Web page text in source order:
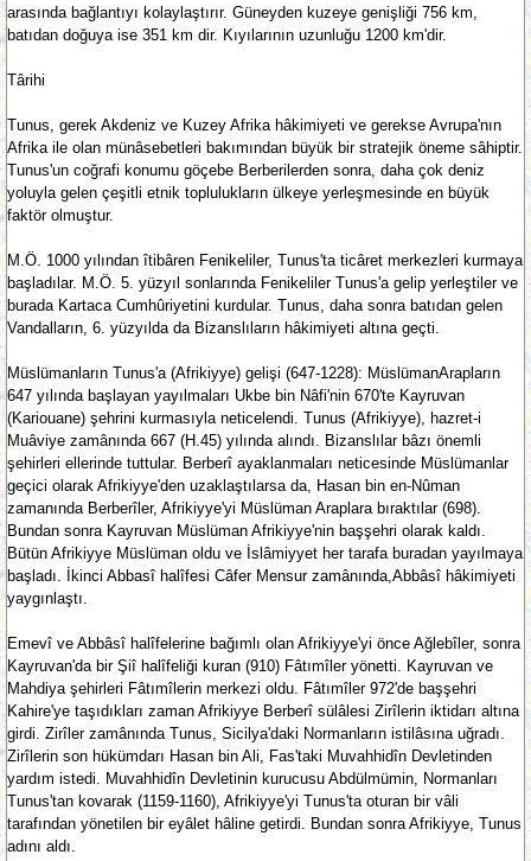
arasında bağlantıyı kolaylaştırır. Güneyden kuzeye genişliği 756 km,
batıdan doğuya ise 351 km dir. Kıyılarının uzunluğu 1200 km'dir.
Târihi
Tunus, gerek Akdeniz ve Kuzey Afrika hâkimiyeti ve gerekse Avrupa'nın
Afrika ile olan münâsebetleri bakımından büyük bir stratejik öneme sâhiptir.
Tunus'un coğrafi konumu göçebe Berberilerden sonra, daha çok deniz
yoluyla gelen çeşitli etnik toplulukların ülkeye yerleşmesinde en büyük
faktör olmuştur.
M.Ö. 1000 yılından îtibâren Fenikeliler, Tunus'ta ticâret merkezleri kurmaya
başladılar. M.Ö. 5. yüzyıl sonlarında Fenikeliler Tunus'a gelip yerleştiler ve
burada Kartaca Cumhûriyetini kurdular. Tunus, daha sonra batıdan gelen
Vandalların, 6. yüzyılda da Bizanslıların hâkimiyeti altına geçti.
Müslümanların Tunus'a (Afrikiyye) gelişi (647-1228): MüslümanArapların
647 yılında başlayan yayılmaları Ukbe bin Nâfi'nin 670'te Kayruvan
(Kariouane) şehrini kurmasıyla neticelendi. Tunus (Afrikiyye), hazret-i
Muâviye zamânında 667 (H.45) yılında alındı. Bizanslılar bâzı önemli
şehirleri ellerinde tuttular. Berberî ayaklanmaları neticesinde Müslümanlar
geçici olarak Afrikiyye'den uzaklaştılarsa da, Hasan bin en-Nûman
zamanında Berberîler, Afrikiyye'yi Müslüman Araplara bıraktılar (698).
Bundan sonra Kayruvan Müslüman Afrikiyye'nin başşehri olarak kaldı.
Bütün Afrikiyye Müslüman oldu ve İslâmiyyet her tarafa buradan yayılmaya
başladı. İkinci Abbasî halîfesi Câfer Mensur zamânında,Abbâsî hâkimiyeti
yaygınlaştı.
Emevî ve Abbâsî halîfelerine bağımlı olan Afrikiyye'yi önce Ağlebîler, sonra
Kayruvan'da bir Şiî halîfeliği kuran (910) Fâtımîler yönetti. Kayruvan ve
Mahdiya şehirleri Fâtımîlerin merkezi oldu. Fâtımîler 972'de başşehri
Kahire'ye taşıdıkları zaman Afrikiyye Berberî sülâlesi Zirîlerin iktidarı altına
girdi. Zirîler zamânında Tunus, Sicilya'daki Normanların istilâsına uğradı.
Zirîlerin son hükümdarı Hasan bin Ali, Fas'taki Muvahhidîn Devletinden
yardım istedi. Muvahhidîn Devletinin kurucusu Abdülmümin, Normanları
Tunus'tan kovarak (1159-1160), Afrikiyye'yi Tunus'ta oturan bir vâli
tarafından yönetilen bir eyâlet hâline getirdi. Bundan sonra Afrikiyye, Tunus
adını aldı.